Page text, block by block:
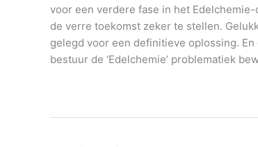
voor een verdere fase in het
de verre toekomst zeker te stellen.
gelegd voor een definitieve oplossing.
bestuur de ‘Edelchemie’ problematiek